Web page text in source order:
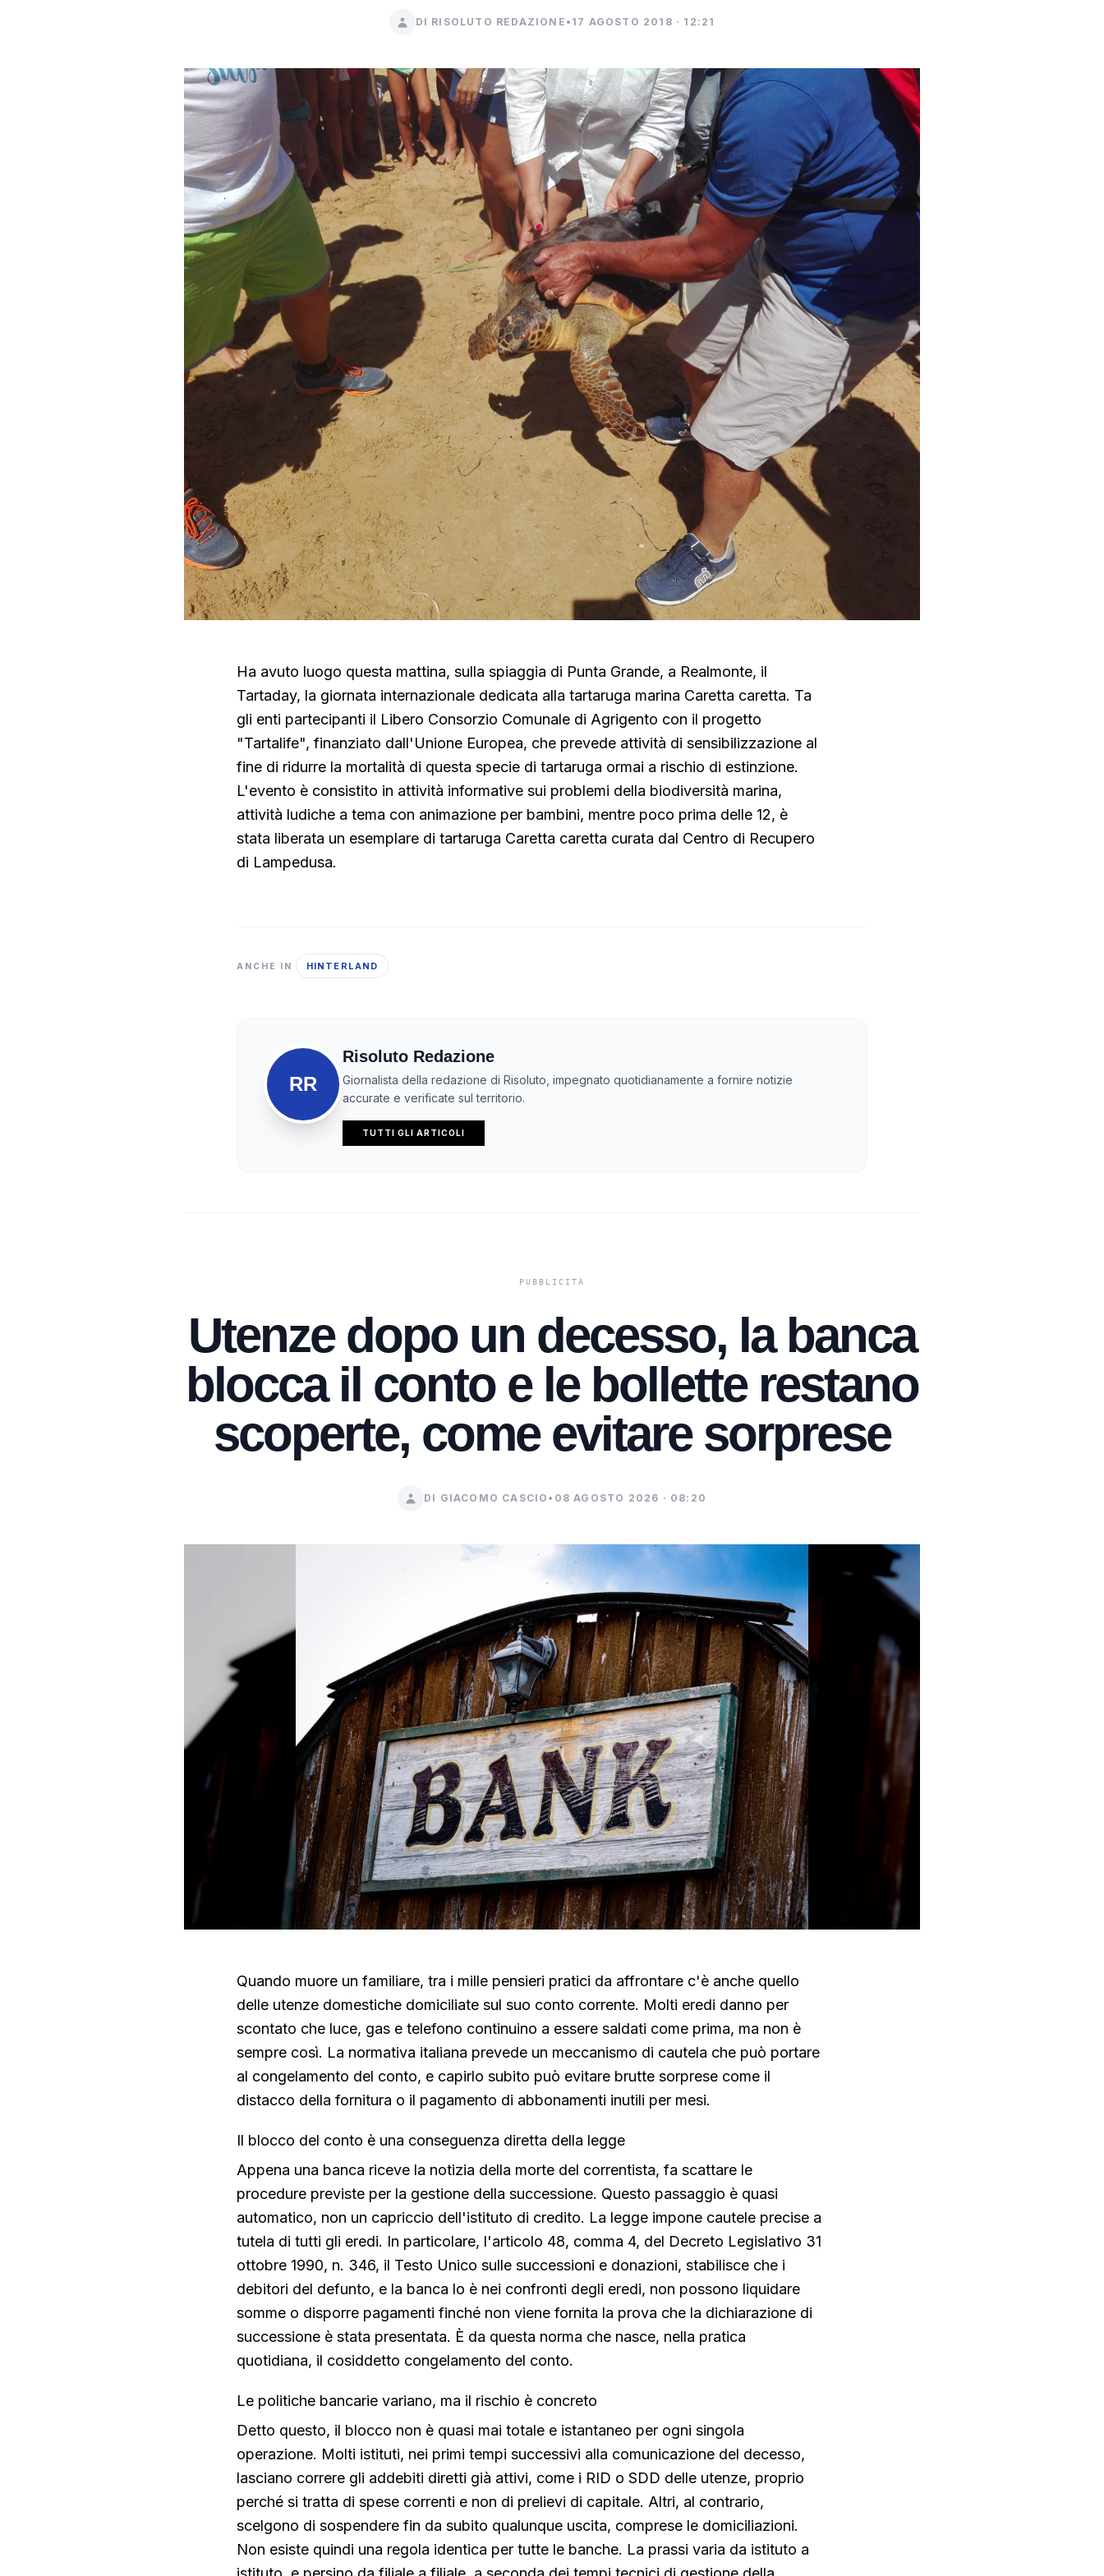
DI RISOLUTO REDAZIONE • 17 AGOSTO 2018 · 12:21
Ha avuto luogo questa mattina, sulla spiaggia di Punta Grande, a Realmonte, il
Tartaday, la giornata internazionale dedicata alla tartaruga marina Caretta caretta. Ta
gli enti partecipanti il Libero Consorzio Comunale di Agrigento con il progetto
"Tartalife", finanziato dall'Unione Europea, che prevede attività di sensibilizzazione al
fine di ridurre la mortalità di questa specie di tartaruga ormai a rischio di estinzione.
L'evento è consistito in attività informative sui problemi della biodiversità marina,
attività ludiche a tema con animazione per bambini, mentre poco prima delle 12, è
stata liberata un esemplare di tartaruga Caretta caretta curata dal Centro di Recupero
di Lampedusa.
ANCHE IN HINTERLAND
RR
Risoluto Redazione
Giornalista della redazione di Risoluto, impegnato quotidianamente a fornire notizie
accurate e verificate sul territorio.
TUTTI GLI ARTICOLI
Utenze dopo un decesso, la banca
blocca il conto e le bollette restano
scoperte, come evitare sorprese
DI GIACOMO CASCIO • 08 AGOSTO 2026 · 08:20
Quando muore un familiare, tra i mille pensieri pratici da affrontare c'è anche quello
delle utenze domestiche domiciliate sul suo conto corrente. Molti eredi danno per
scontato che luce, gas e telefono continuino a essere saldati come prima, ma non è
sempre così. La normativa italiana prevede un meccanismo di cautela che può portare
al congelamento del conto, e capirlo subito può evitare brutte sorprese come il
distacco della fornitura o il pagamento di abbonamenti inutili per mesi.
Il blocco del conto è una conseguenza diretta della legge
Appena una banca riceve la notizia della morte del correntista, fa scattare le
procedure previste per la gestione della successione. Questo passaggio è quasi
automatico, non un capriccio dell'istituto di credito. La legge impone cautele precise a
tutela di tutti gli eredi. In particolare, l'articolo 48, comma 4, del Decreto Legislativo 31
ottobre 1990, n. 346, il Testo Unico sulle successioni e donazioni, stabilisce che i
debitori del defunto, e la banca lo è nei confronti degli eredi, non possono liquidare
somme o disporre pagamenti finché non viene fornita la prova che la dichiarazione di
successione è stata presentata. È da questa norma che nasce, nella pratica
quotidiana, il cosiddetto congelamento del conto.
Le politiche bancarie variano, ma il rischio è concreto
Detto questo, il blocco non è quasi mai totale e istantaneo per ogni singola
operazione. Molti istituti, nei primi tempi successivi alla comunicazione del decesso,
lasciano correre gli addebiti diretti già attivi, come i RID o SDD delle utenze, proprio
perché si tratta di spese correnti e non di prelievi di capitale. Altri, al contrario,
scelgono di sospendere fin da subito qualunque uscita, comprese le domiciliazioni.
Non esiste quindi una regola identica per tutte le banche. La prassi varia da istituto a